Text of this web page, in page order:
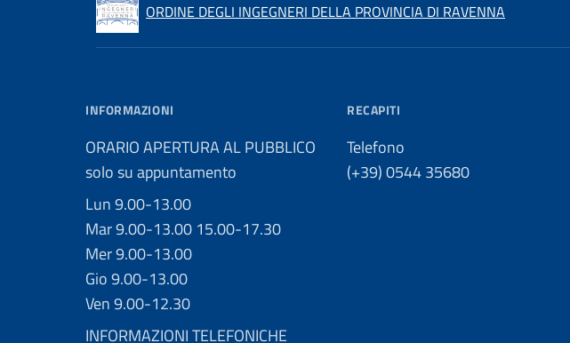
ORDINE DEGLI INGEGNERI DELLA PROVINCIA DI RAVENNA
INFORMAZIONI
ORARIO APERTURA AL PUBBLICO
solo su appuntamento
Lun 9.00-13.00
Mar 9.00-13.00 15.00-17.30
Mer 9.00-13.00
Gio 9.00-13.00
Ven 9.00-12.30
INFORMAZIONI TELEFONICHE
RECAPITI
Telefono
(+39) 0544 35680